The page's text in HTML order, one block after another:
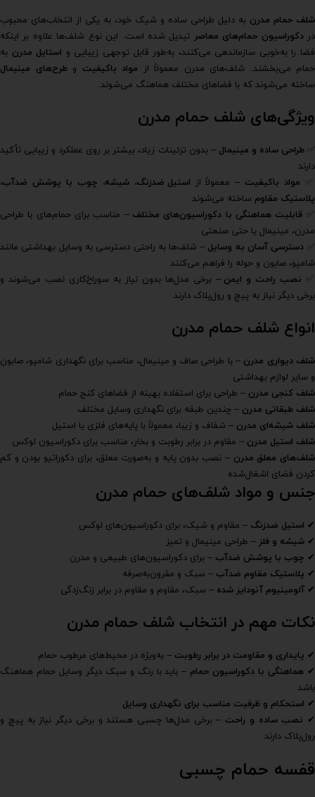
شلف حمام مدرن به دلیل طراحی ساده و شیک خود، به یکی از انتخاب‌های محبوب
دردکوراسیون حمام‌های معاصر تبدیل شده است. این نوع شلف‌ها علاوه بر اینکه
فضا را به‌خوبی سازماندهی می‌کنند، به‌طور قابل توجهی زیبایی و استایل مدرن به
حمام می‌بخشند. شلف‌های مدرن معمولاً از مواد باکیفیت وطرح‌های مینیمال
ساخته می‌شوند که با فضاهای مختلف هماهنگ می‌شوند.
ویژگی‌های شلف حمام مدرن
✅طراحی ساده و مینیمال – بدون تزئینات زیاد، بیشتر بر روی عملکرد و زیبایی تأکید
دارند
✅ مواد باکیفیت – معمولاً از استیل ضدزنگ، شیشه، چوب با پوشش ضدآب،
پلاستیک مقاوم ساخته می‌شوند
✅ قابلیت هماهنگی با دکوراسیون‌های مختلف – مناسب برای حمام‌های با طراحی
مدرن، مینیمال یا حتی صنعتی
✅ دسترسی آسان به وسایل – شلف‌ها به راحتی دسترسی به وسایل بهداشتی مانند
شامپو، صابون و حوله را فراهم می‌کنند
✅ نصب راحت و ایمن – برخی مدل‌ها بدون نیاز به سوراخ‌کاری نصب می‌شوند و
برخی دیگر نیاز به پیچ و رول‌پلاک دارند
انواع شلف حمام مدرن
شلف دیواری مدرن – با طراحی صاف و مینیمال، مناسب برای نگهداری شامپو، صابون
و سایر لوازم بهداشتی
شلف کنجی مدرن – طراحی برای استفاده بهینه از فضاهای کنج حمام
شلف طبقاتی مدرن – چندین طبقه برای نگهداری وسایل مختلف
شلف شیشه‌ای مدرن – شفاف و زیبا، معمولاً با پایه‌های فلزی یا استیل
شلف استیل مدرن – مقاوم در برابر رطوبت و بخار، مناسب برای دکوراسیون لوکس
شلف‌های معلق مدرن – نصب بدون پایه و به‌صورت معلق، برای دکوراتیو بودن و کم
کردن فضای اشغال‌شده
جنس و مواد شلف‌های حمام مدرن
✔ استیل ضدزنگ – مقاوم و شیک، برای دکوراسیون‌های لوکس
✔ شیشه و فلز – طراحی مینیمال و تمیز
✔ چوب با پوشش ضدآب – برای دکوراسیون‌های طبیعی و مدرن
✔ پلاستیک مقاوم ضدآب – سبک و مقرون‌به‌صرفه
✔ آلومینیوم آنودایز شده – سبک، مقاوم و مقاوم در برابر زنگ‌زدگی
نکات مهم در انتخاب شلف حمام مدرن
✔ پایداری و مقاومت در برابر رطوبت – به‌ویژه در محیط‌های مرطوب حمام
✔ هماهنگی با دکوراسیون حمام – باید با رنگ و سبک دیگر وسایل حمام هماهنگ
باشد
✔ استحکام و ظرفیت مناسب برای نگهداری وسایل
✔ نصب ساده و راحت – برخی مدل‌ها چسبی هستند و برخی دیگر نیاز به پیچ و
رول‌پلاک دارند
قفسه حمام چسبی